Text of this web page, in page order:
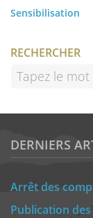
Sensibilisation
RECHERCHER
DERNIERS
Arrêt des
Publication